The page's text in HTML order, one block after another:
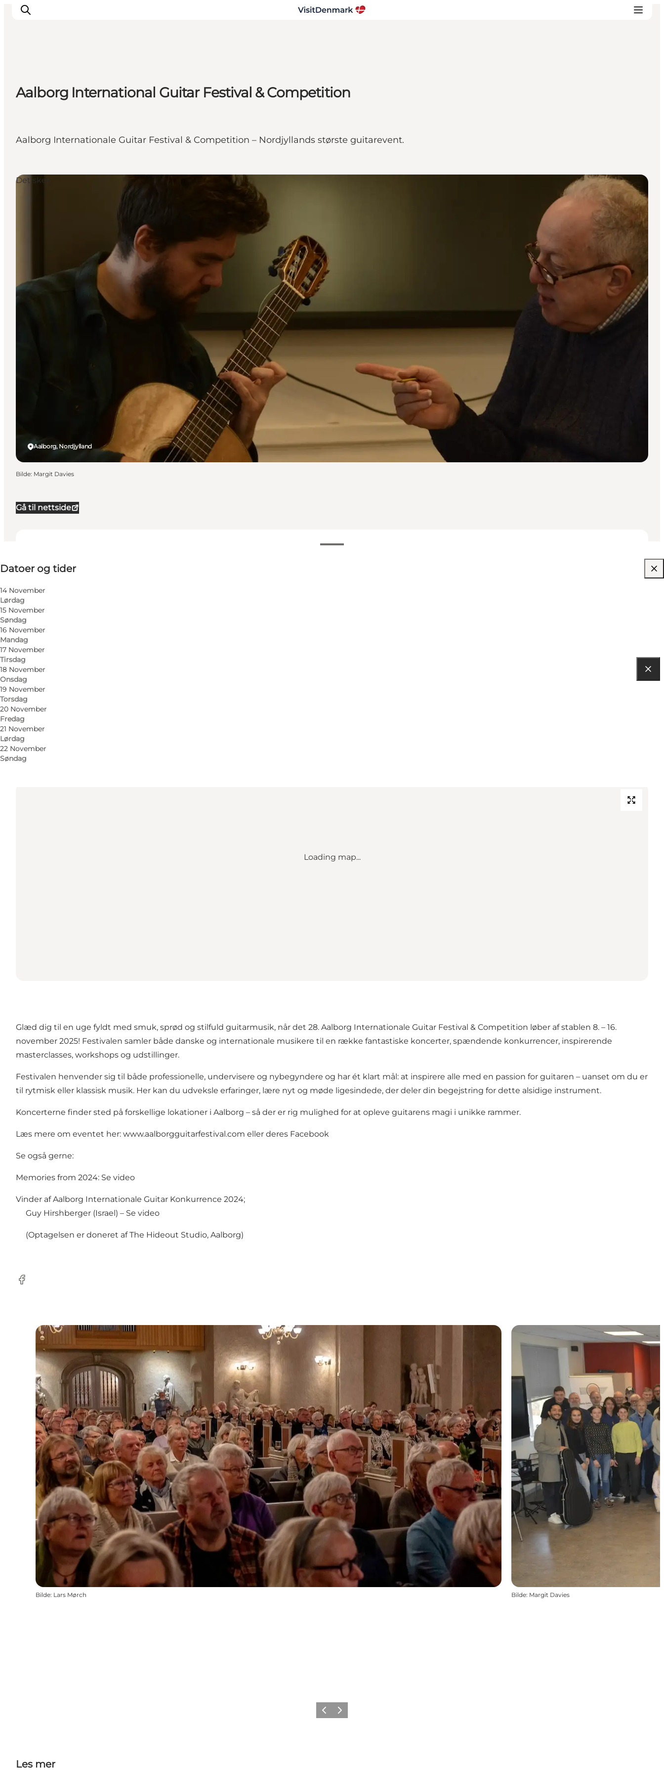
Inspirasjon
Reisemål
Planlegg reisen
Aalborg International Guitar Festival & Competition
Aalborg Internationale Guitar Festival & Competition – Nordjyllands største guitarevent.
Gå til nettside
Datoer og tider
14 November
Lørdag
15 November
Søndag
16 November
Mandag
17 November
Tirsdag
18 November
Onsdag
19 November
Torsdag
20 November
Fredag
21 November
Lørdag
22 November
Søndag
Besøk nettside
Aalborg, Nordjylland
Det sker
Bilde: Margit Davies
Loading map...
Glæd dig til en uge fyldt med smuk, sprød og stilfuld guitarmusik, når det 28. Aalborg Internationale Guitar Festival & Competition løber af stablen 8. – 16.
november 2025! Festivalen samler både danske og internationale musikere til en række fantastiske koncerter, spændende konkurrencer, inspirerende
masterclasses, workshops og udstillinger.
Festivalen henvender sig til både professionelle, undervisere og nybegyndere og har ét klart mål: at inspirere alle med en passion for guitaren – uanset om du er
til rytmisk eller klassisk musik. Her kan du udveksle erfaringer, lære nyt og møde ligesindede, der deler din begejstring for dette alsidige instrument.
Koncerterne finder sted på forskellige lokationer i Aalborg – så der er rig mulighed for at opleve guitarens magi i unikke rammer.
Læs mere om eventet her: www.aalborgguitarfestival.com eller deres Facebook
Se også gerne:
Memories from 2024: Se video
Vinder af Aalborg Internationale Guitar Konkurrence 2024;
Guy Hirshberger (Israel) – Se video
(Optagelsen er doneret af The Hideout Studio, Aalborg)
Facebook
Bilde: Lars Mørch Bilde: Margit Davies
ForrigeNeste
Les mer